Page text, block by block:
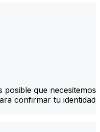
posible que necesitemos
confirmar tu identidad